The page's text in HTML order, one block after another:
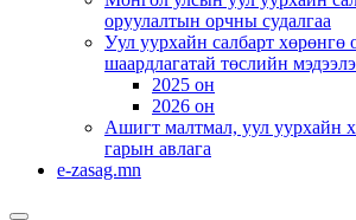
оруулалтын орчны судалгаа
Уул уурхайн салбарт хөрөнгө
шаардлагатай төслийн
2025 он
2026 он
Ашигт малтмал, уул уурхайн
гарын авлага
e-zasag.mn